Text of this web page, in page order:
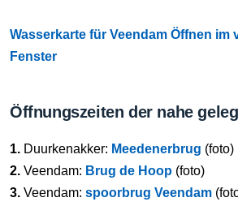
Wasserkarte für Veendam Öffnen im
Fenster
Öffnungszeiten der nahe
1. Duurkenakker: Meedenerbrug (foto)
2. Veendam: Brug de Hoop (foto)
3. Veendam: spoorbrug Veendam